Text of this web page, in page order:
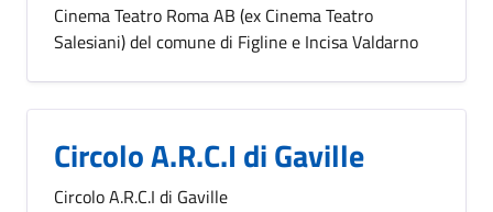
Cinema Teatro Roma AB (ex Cinema Teatro
Salesiani) del comune di Figline e Incisa Valdarno
Circolo A.R.C.I di Gaville
Circolo A.R.C.I di Gaville